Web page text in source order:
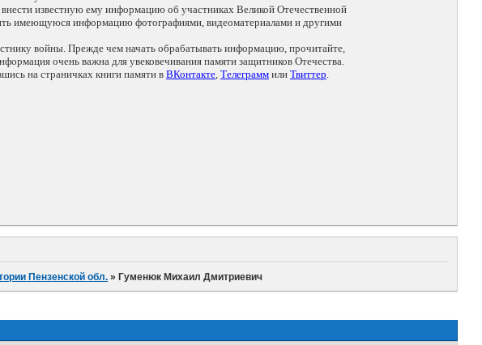
известную ему информацию об участниках Великой Отечественной
имеющуюся информацию фотографиями, видеоматериалами и другими
войны. Прежде чем начать обрабатывать информацию, прочитайте,
очень важна для увековечивания памяти защитников Отечества.
на страничках книги памяти в ВКонтакте, Телеграмм или Твиттер.
Пензенской обл. » Гуменюк Михаил Дмитриевич